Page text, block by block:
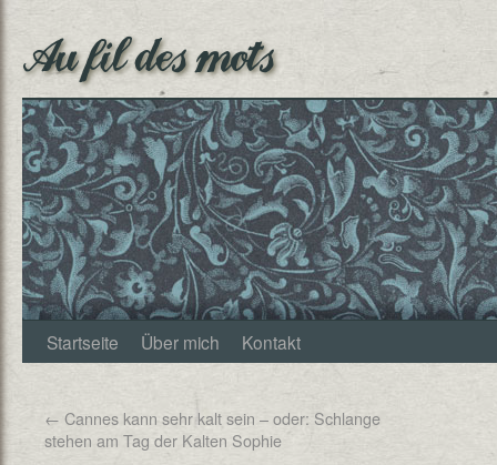
Au fil des mots
Startseite Über mich Kontakt
← Cannes kann sehr kalt sein – oder: Schlange
stehen am Tag der Kalten Sophie